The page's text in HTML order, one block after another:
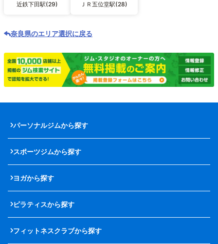
近鉄下田駅(29) ＪＲ五位堂駅(28)
奈良県のエリア選択に戻る
パーソナルジムから探す
スポーツジムから探す
ヨガから探す
ピラティスから探す
フィットネスクラブから探す